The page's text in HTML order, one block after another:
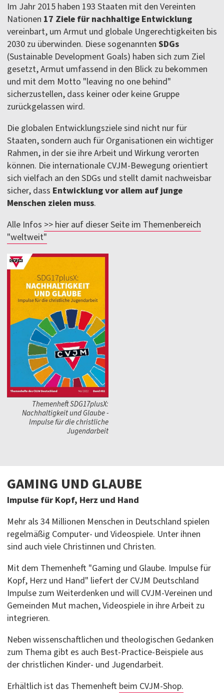
Im Jahr 2015 haben 193 Staaten mit den Vereinten
Nationen 17 Ziele für nachhaltige Entwicklung
vereinbart, um Armut und globale Ungerech­tigkeiten bis
2030 zu überwinden. Diese sogenannten SDGs
(Sustainable Development Goals) haben sich zum Ziel
gesetzt, Armut umfassend in den Blick zu bekommen
und mit dem Motto "leaving no one behind"
sicherzustellen, dass keiner oder keine Gruppe
zurückgelassen wird.
Die globalen Entwicklungsziele sind nicht nur für
Staaten, sondern auch für Organisationen ein wichtiger
Rahmen, in der sie ihre Arbeit und Wirkung verorten
können. Die internationale CVJM-Bewegung orientiert
sich vielfach an den SDGs und stellt damit nachweisbar
sicher, dass Entwicklung vor allem auf junge
Menschen zielen muss.
Alle Infos >> hier auf dieser Seite im Themenbereich
"weltweit"
Themenheft SDG17plusX:
Nachhaltigkeit und Glaube -
Impulse für die christliche
Jugendarbeit
GAMING UND GLAUBE
Impulse für Kopf, Herz und Hand
Mehr als 34 Millionen Menschen in Deutschland spielen
regelmäßig Computer- und Videospiele. Unter ihnen
sind auch viele Christinnen und Christen.
Mit dem Themenheft "Gaming und Glaube. Impulse für
Kopf, Herz und Hand" liefert der CVJM Deutschland
Impulse zum Weiterdenken und will CVJM-Vereinen und
Gemeinden Mut machen, Videospiele in ihre Arbeit zu
integrieren.
Neben wissenschaftlichen und theologischen Gedanken
zum Thema gibt es auch Best-Practice-Beispiele aus
der christlichen Kinder- und Jugendarbeit.
Erhältlich ist das Themenheft beim CVJM-Shop.